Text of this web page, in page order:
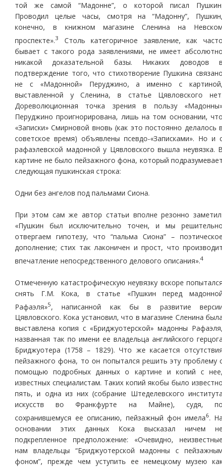
той же самой “Мадонне”, о которой писал
Проводил целые часы, смотря на “Мадонну”,
конечно, в книжном магазине Сленина на
проспекте».3
Столь категоричное заявление, как
бывает с такого рода заявлениями, не имеет
никакой доказательной базы. Никаких доводов
подтверждение того, что стихотворение Пушкина
не с «Мадонной» Перуджино, а именно с
выставленной у Сленина, в статье Цявловского
Дореволюционная точка зрения в пользу
Перуджино проигнорирована, лишь на том основании,
«Записки» Смирновой вновь (как это постоянно делалось
советское время) объявлены псевдо-«Записками». Но и
рафаэлевской мадонной у Цявловского вышла неувязка.
картине не было пейзажного фона, который
следующая пушкинская строка:
Одни без ангелов под пальмами Сиона.
При этом сам же автор статьи вполне резонно
«Пушкин был исключительно точен, и мы
отвергаем гипотезу, что “пальма Сиона” –
дополнение; стих так лаконичен и прост, что
впечатление непосредственного делового описания».4
Отмеченную катастрофическую неувязку вскоре
снять Г.М. Кока, в статье «Пушкин перед
Рафаэля»5, написанной как бы в развитие
Цявловского. Кока установил, что в магазине Сленина
выставлена копия с «Бриджуотерской» мадонны
названная так по имени ее владельца английского
Бриджуотера (1758 – 1829). Что же касается
пейзажного фона, то он попытался решить эту проблему
помощью подробных данных о картине и копий с
известных специалистам. Таких копий якобы было
пять, и одна из них (собрание Штеделевского
искусств во Франкфурте на Майне), судя,
сохранившемуся ее описанию, пейзажный фон имела6.
основании этих данных Кока высказал ничем
подкрепленное предположение: «Очевидно,
нам владельцы “Бриджуотерской мадонны с
фоном”, прежде чем уступить ее немецкому музею